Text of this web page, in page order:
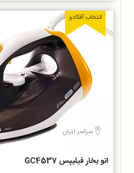
انتخاب آفکادو
سراسر ایران
اتو بخار فیلیپس GC4537